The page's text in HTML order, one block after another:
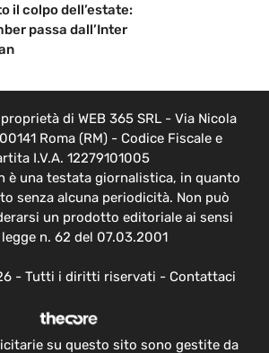
il colpo dell’estate:
passa dall’Inter
di WEB 365 SRL - Via Nicola
Roma (RM) - Codice Fiscale e
I.V.A. 12279101005
è una testata giornalistica, in quanto
senza alcuna periodicità. Non può
un prodotto editoriale ai sensi
n. 62 del 07.03.2001
- Tutti i diritti riservati - Contattaci
su questo sito sono gestite da